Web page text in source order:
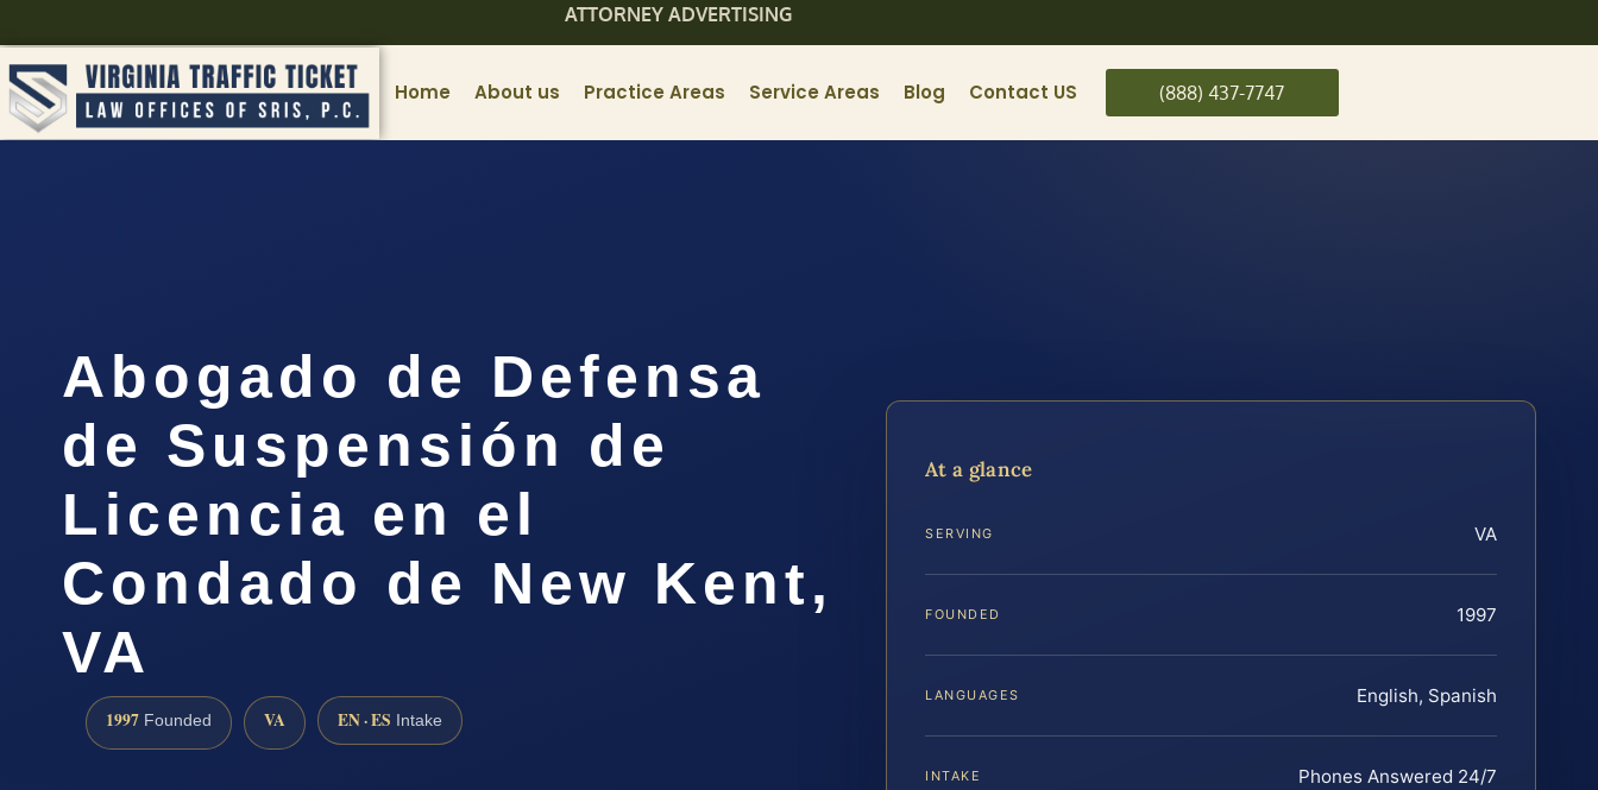
ATTORNEY ADVERTISING
Home About us Practice Areas Service Areas Blog Contact US (888) 437-7747
Abogado de Defensa
de Suspensión de
Licencia en el
Condado de New Kent,
VA
1997 Founded VA EN · ES Intake
At a glance
SERVING VA
FOUNDED 1997
LANGUAGES English, Spanish
INTAKE Phones Answered 24/7